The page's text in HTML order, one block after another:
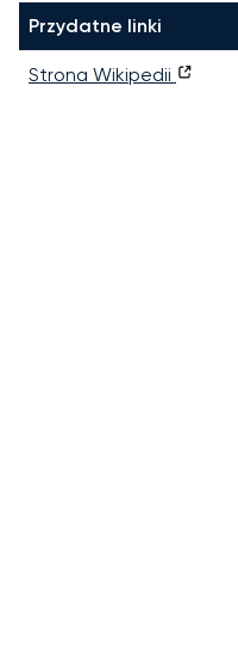
Przydatne linki
Strona Wikipedii